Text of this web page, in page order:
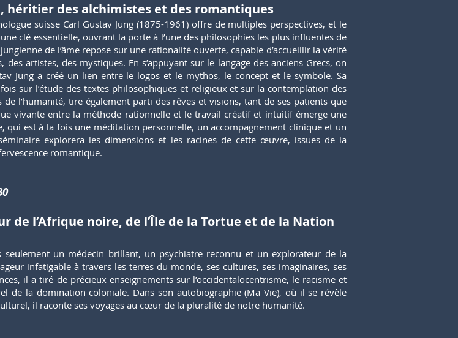
héritier des alchimistes et des romantiques
suisse Carl Gustav Jung (1875-1961) offre de multiples perspectives, et le
clé essentielle, ouvrant la porte à l’une des philosophies les plus influentes de
de l’âme repose sur une rationalité ouverte, capable d’accueillir la vérité
des artistes, des mystiques. En s’appuyant sur le langage des anciens Grecs, on
Jung a créé un lien entre le logos et le mythos, le concept et le symbole. Sa
sur l’étude des textes philosophiques et religieux et sur la contemplation des
l’humanité, tire également parti des rêves et visions, tant de ses patients que
vivante entre la méthode rationnelle et le travail créatif et intuitif émerge une
qui est à la fois une méditation personnelle, un accompagnement clinique et un
explorera les dimensions et les racines de cette œuvre, issues de la
romantique.
de l’Afrique noire, de l’Île de la Tortue et de la Nation
seulement un médecin brillant, un psychiatre reconnu et un explorateur de la
infatigable à travers les terres du monde, ses cultures, ses imaginaires, ses
il a tiré de précieux enseignements sur l’occidentalocentrisme, le racisme et
de la domination coloniale. Dans son autobiographie (Ma Vie), où il se révèle
il raconte ses voyages au cœur de la pluralité de notre humanité.